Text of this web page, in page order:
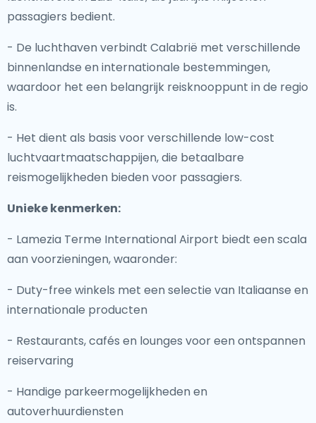
passagiers bedient.
- De luchthaven verbindt Calabrië met verschillende
binnenlandse en internationale bestemmingen,
waardoor het een belangrijk reisknooppunt in de regio
is.
- Het dient als basis voor verschillende low-cost
luchtvaartmaatschappijen, die betaalbare
reismogelijkheden bieden voor passagiers.
Unieke kenmerken:
- Lamezia Terme International Airport biedt een scala
aan voorzieningen, waaronder:
- Duty-free winkels met een selectie van Italiaanse en
internationale producten
- Restaurants, cafés en lounges voor een ontspannen
reiservaring
- Handige parkeermogelijkheden en
autoverhuurdiensten